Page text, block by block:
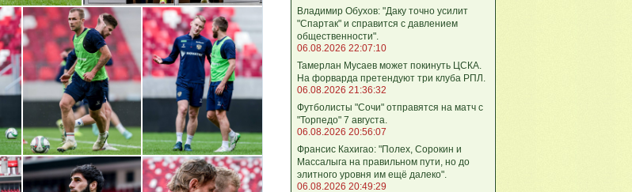
Владимир Обухов: "Даку точно усилит
"Спартак" и справится с давлением
общественности".
06.08.2026 22:07:10
Тамерлан Мусаев может покинуть ЦСКА.
На форварда претендуют три клуба РПЛ.
06.08.2026 21:36:32
Футболисты "Сочи" отправятся на матч с
"Торпедо" 7 августа.
06.08.2026 20:56:07
Франсис Кахигао: "Полех, Сорокин и
Массалыга на правильном пути, но до
элитного уровня им ещё далеко".
06.08.2026 20:49:29